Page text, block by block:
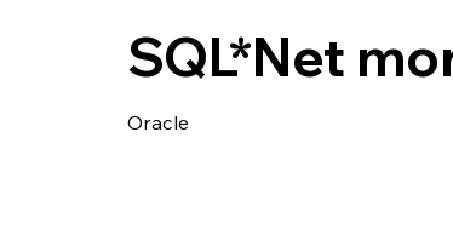
SQL*Net
Oracle